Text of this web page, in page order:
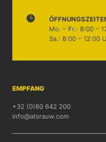
Mo. – Fr.: 8:00 –
Sa.: 8:00 – 12:00
EMPFANG
+32 (0)80 642 200
info@atsrauw.com